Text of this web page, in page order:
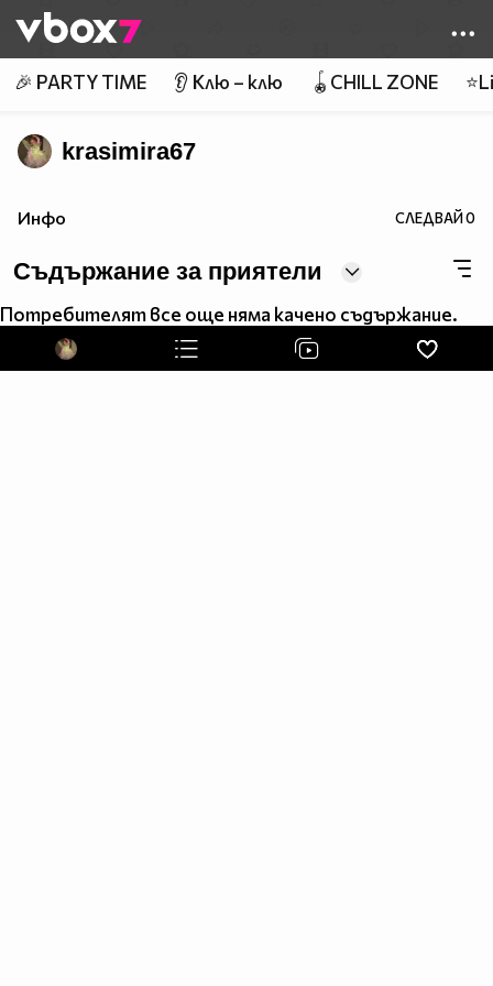
👾
🎉 PARTY TIME 👂 Клю – клю 🪀CHILL ZONE
krasimira67
Инфо СЛЕДВАЙ0
Съдържание за приятели
Потребителят все още няма качено съдържание.